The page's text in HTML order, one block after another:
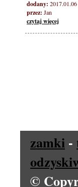
dodany:
przez: Jan
czytaj więcej
zamki -
©